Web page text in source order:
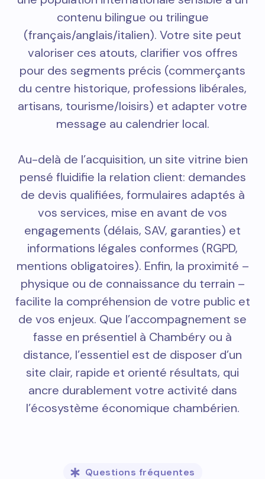
contenu bilingue ou trilingue
(français/anglais/italien). Votre site peut
valoriser ces atouts, clarifier vos offres
pour des segments précis (commerçants
du centre historique, professions libérales,
artisans, tourisme/loisirs) et adapter votre
message au calendrier local.
Au-delà de l’acquisition, un site vitrine bien
pensé fluidifie la relation client: demandes
de devis qualifiées, formulaires adaptés à
vos services, mise en avant de vos
engagements (délais, SAV, garanties) et
informations légales conformes (RGPD,
mentions obligatoires). Enfin, la proximité –
physique ou de connaissance du terrain –
facilite la compréhension de votre public et
de vos enjeux. Que l’accompagnement se
fasse en présentiel à Chambéry ou à
distance, l’essentiel est de disposer d’un
site clair, rapide et orienté résultats, qui
ancre durablement votre activité dans
l’écosystème économique chambérien.
Questions fréquentes